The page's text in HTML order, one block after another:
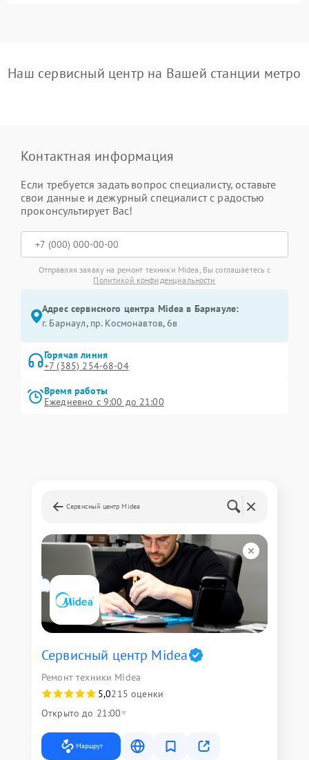
Наш сервисный центр на Вашей станции метро
Контактная информация
Если требуется задать вопрос специалисту, оставьте
свои данные и дежурный специалист с радостью
проконсультирует Вас!
Отправляя заявку на ремонт техники Midea, Вы соглашаетесь с
Политикой конфиденциальности
Адрес сервисного центра Midea в Барнауле:
г. Барнаул, ​пр. Космонавтов, 6в
Горячая линия
+7 (385) 254-68-04
Время работы
Ежедневно с 9:00 до 21:00
Сервисный центр Midea
Сервисный центр Midea
Ремонт техники Midea
5,0215 оценки
Открыто до 21:00
Маршрут